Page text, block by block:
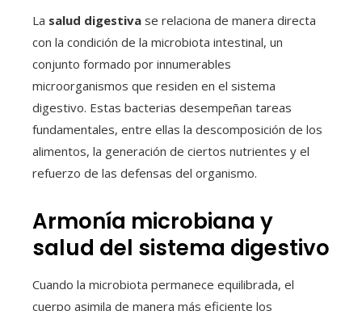
La salud digestiva se relaciona de manera directa
con la condición de la microbiota intestinal, un
conjunto formado por innumerables
microorganismos que residen en el sistema
digestivo. Estas bacterias desempeñan tareas
fundamentales, entre ellas la descomposición de los
alimentos, la generación de ciertos nutrientes y el
refuerzo de las defensas del organismo.
Armonía microbiana y
salud del sistema digestivo
Cuando la microbiota permanece equilibrada, el
cuerpo asimila de manera más eficiente los